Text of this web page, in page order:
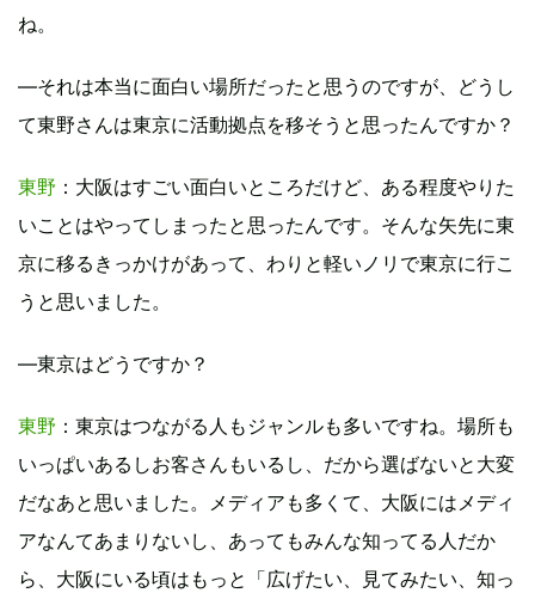
ね。
―それは本当に面白い場所だったと思うのですが、どうし
て東野さんは東京に活動拠点を移そうと思ったんですか？
東野 ：大阪はすごい面白いところだけど、ある程度やりた
いことはやってしまったと思ったんです。そんな矢先に東
京に移るきっかけがあって、わりと軽いノリで東京に行こ
うと思いました。
―東京はどうですか？
東野 ：東京はつながる人もジャンルも多いですね。場所も
いっぱいあるしお客さんもいるし、だから選ばないと大変
だなあと思いました。メディアも多くて、大阪にはメディ
アなんてあまりないし、あってもみんな知ってる人だか
ら、大阪にいる頃はもっと「広げたい、見てみたい、知っ